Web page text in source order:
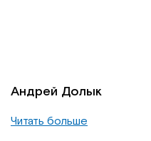
Андрей Долык
Читать больше